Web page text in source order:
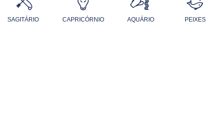
SAGITÁRIO CAPRICÓRNIO AQUÁRIO PEIXES